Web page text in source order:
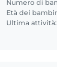
Numero di
Età dei
Ultima